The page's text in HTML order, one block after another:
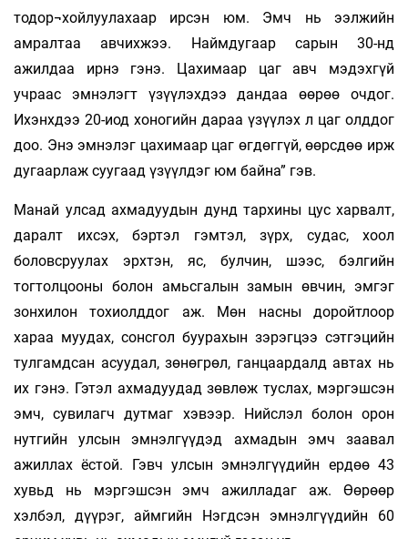
тодор¬хойлуулахаар ирсэн юм. Эмч нь ээлжийн
амралтаа авчихжээ. Наймдугаар сарын 30-нд
ажилдаа ирнэ гэнэ. Цахимаар цаг авч мэдэхгүй
учраас эмнэлэгт үзүүлэхдээ дандаа өөрөө очдог.
Ихэнхдээ 20-иод хоногийн дараа үзүүлэх л цаг олддог
доо. Энэ эмнэлэг цахимаар цаг өгдөггүй, өөрсдөө ирж
дугаарлаж суугаад үзүүлдэг юм байна” гэв.
Манай улсад ахмадуудын дунд тархины цус харвалт,
даралт ихсэх, бэртэл гэмтэл, зүрх, судас, хоол
боловсруулах эрхтэн, яс, булчин, шээс, бэлгийн
тогтолцооны болон амьсгалын замын өвчин, эмгэг
зонхилон тохиолддог аж. Мөн насны доройтлоор
хараа муудах, сонсгол буурахын зэрэгцээ сэтгэцийн
тулгамдсан асуудал, зөнөгрөл, ганцаардалд автах нь
их гэнэ. Гэтэл ахмадуудад зөвлөж туслах, мэргэшсэн
эмч, сувилагч дутмаг хэвээр. Нийслэл болон орон
нутгийн улсын эмнэлгүүдэд ахмадын эмч заавал
ажиллах ёстой. Гэвч улсын эмнэлгүүдийн ердөө 43
хувьд нь мэргэшсэн эмч ажилладаг аж. Өөрөөр
хэлбэл, дүүрэг, аймгийн Нэгдсэн эмнэлгүүдийн 60